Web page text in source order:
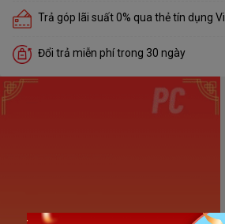
Trả góp lãi suất 0% qua thẻ tín dụng
Đổi trả miễn phí trong 30 ngày